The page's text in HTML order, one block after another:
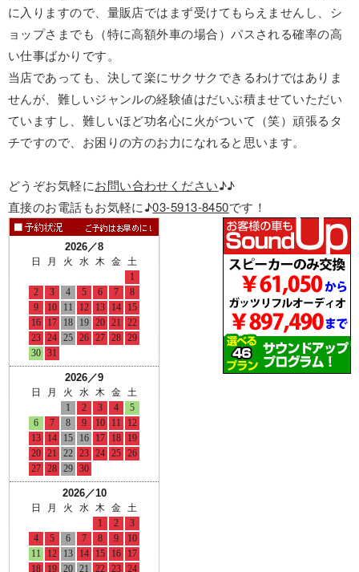
に入りますので、量販店ではまず受けてもらえませんし、シ
ョップさまでも（特に高額外車の場合）パスされる確率の高
い仕事ばかりです。
当店であっても、決して楽にサクサクできるわけではありま
せんが、難しいジャンルの経験値はだいぶ積ませていただい
ていますし、難しいほど功名心に火がついて（笑）頑張るタ
チですので、お困りの方のお力になれると思います。
どうぞお気軽にお問い合わせください♪♪
直接のお電話もお気軽に♪03-5913-8450です！